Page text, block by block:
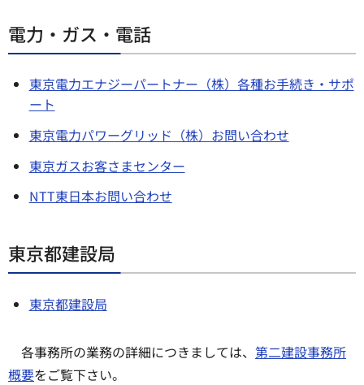
電力・ガス・電話
東京電力エナジーパートナー（株）各種お手続き・サポ
ート
東京電力パワーグリッド（株）お問い合わせ
東京ガスお客さまセンター
NTT東日本お問い合わせ
東京都建設局
東京都建設局
各事務所の業務の詳細につきましては、 第二建設事務所
概要をご覧下さい。